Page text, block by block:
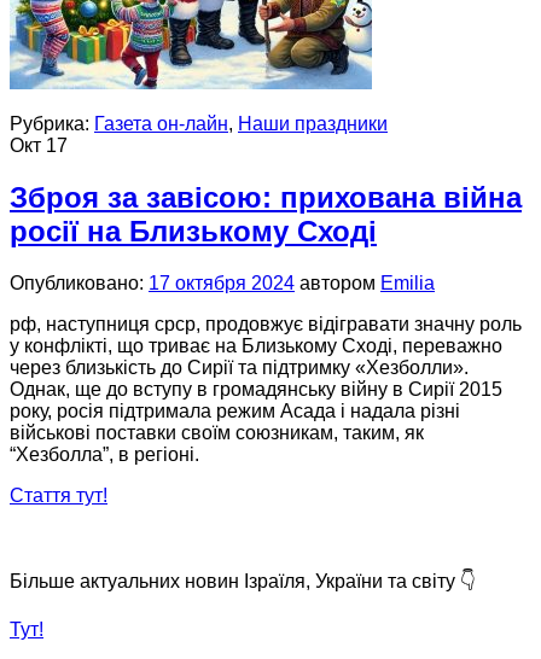
Рубрика: Газета он-лайн, Наши праздники
Окт 17
Зброя за завісою: прихована війна
росії на Близькому Сході
Опубликовано: 17 октября 2024 автором Emilia
рф, наступниця срср, продовжує відігравати значну роль
у конфлікті, що триває на Близькому Сході, переважно
через близькість до Сирії та підтримку «Хезболли».
Однак, ще до вступу в громадянську війну в Сирії 2015
року, росія підтримала режим Асада і надала різні
військові поставки своїм союзникам, таким, як
“Хезболла”, в регіоні.
Стаття тут!
Більше актуальних новин Ізраїля, України та світу 👇
Тут!